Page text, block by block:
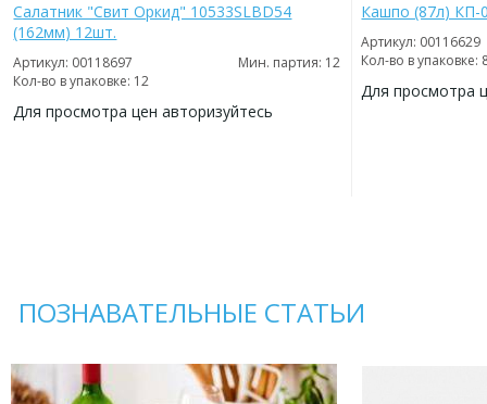
Салатник "Свит Оркид" 10533SLBD54
(162мм) 12шт.
Артикул: 00118697
Мин. партия: 12
Кол-во в упаковке: 12
Для просмотра цен авторизуйтесь
Кашпо (87л) КП-
Артикул: 00116629
Кол-во в упаковке:
Для просмотра
ПОЗНАВАТЕЛЬНЫЕ СТАТЬИ